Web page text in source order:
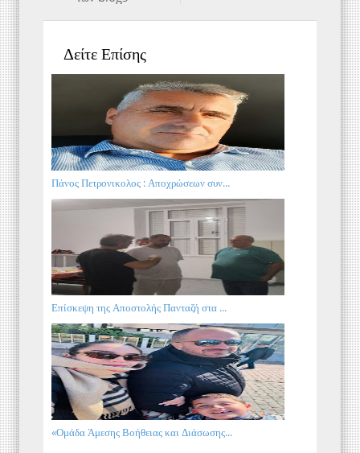
Δείτε Επίσης
Πάνος Πετρονικολος : Αποχρώσεων συν...
Επίσκεψη της Αποστολής Πανταζή στα ...
«Ομάδα Άμεσης Βοήθειας και Διάσωσης...